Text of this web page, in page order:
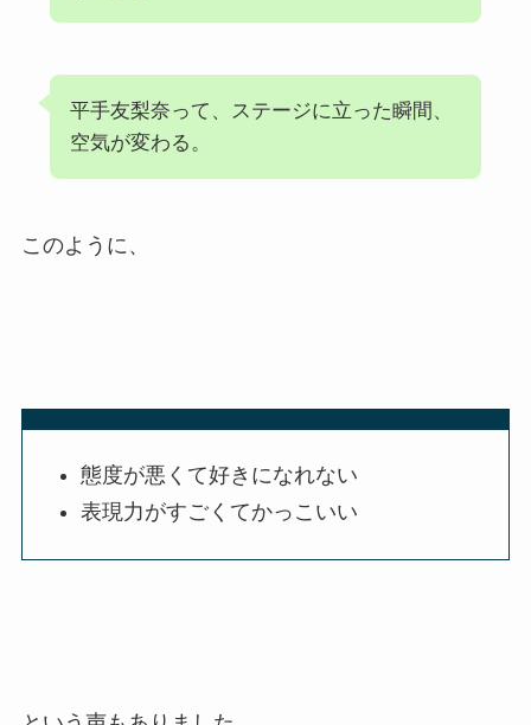
平手友梨奈って、ステージに立った瞬間、
空気が変わる。
このように、
態度が悪くて好きになれない
表現力がすごくてかっこいい